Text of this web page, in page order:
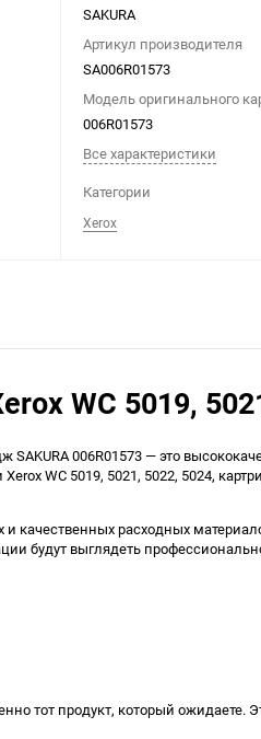
SAKURA
Артикул производителя
SA006R01573
Модель оригинального
006R01573
Все характеристики
Категории
Xerox
WC 5019,
SAKURA 006R01573 — это
WC 5019, 5021, 5022, 5024,
качественных расходных
будут выглядеть
тот продукт, который